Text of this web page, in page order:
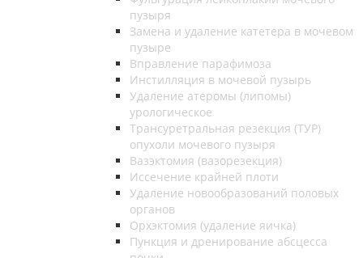
пузыря
Замена и удаление катетера в мочевом
пузыре
Вправление парафимоза
Инстилляция в мочевой пузырь
Удаление атеромы (липомы)
урологическое
Трансуретральная резекция (ТУР)
опухоли мочевого пузыря
Вазэктомия (вазорезекция)
Иссечение крайней плоти
Удаление новообразований половых
органов
Орхэктомия (удаление яичка)
Пункция и дренирование абсцесса